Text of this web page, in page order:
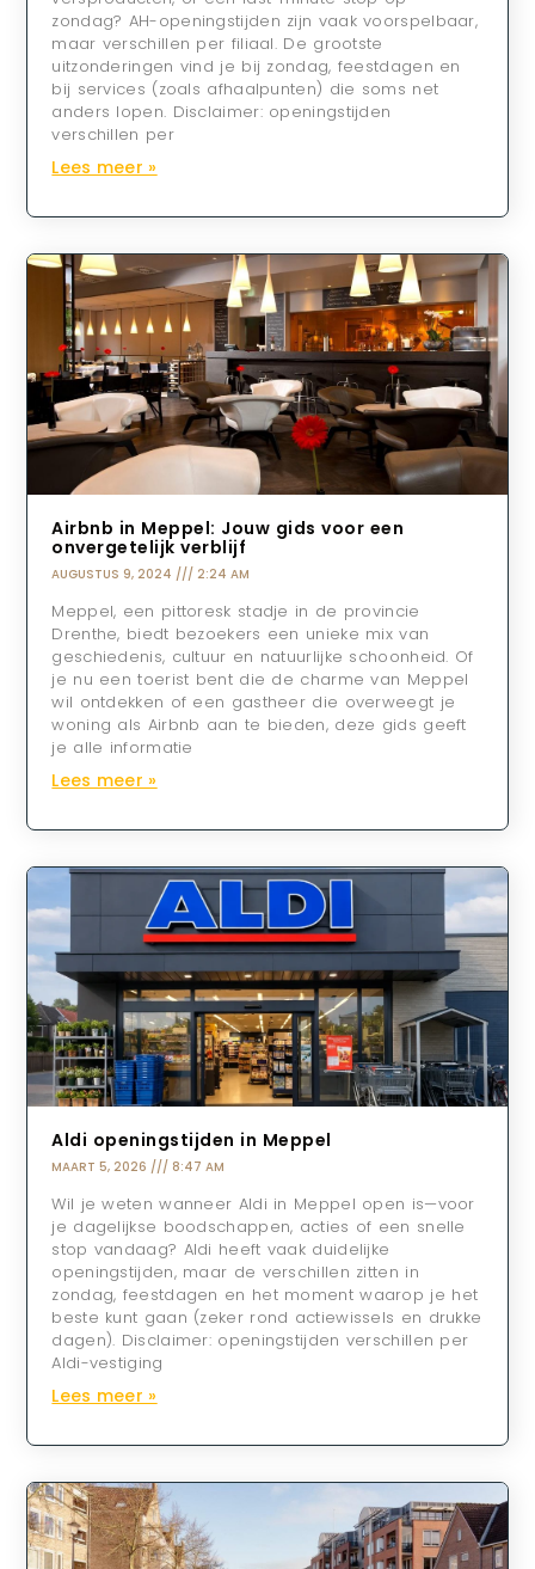
zondag? AH-openingstijden zijn vaak voorspelbaar,
maar verschillen per filiaal. De grootste
uitzonderingen vind je bij zondag, feestdagen en
bij services (zoals afhaalpunten) die soms net
anders lopen. Disclaimer: openingstijden
verschillen per
Lees meer »
Airbnb in Meppel: Jouw gids voor een
onvergetelijk verblijf
AUGUSTUS 9, 2024 2:24 AM
Meppel, een pittoresk stadje in de provincie
Drenthe, biedt bezoekers een unieke mix van
geschiedenis, cultuur en natuurlijke schoonheid. Of
je nu een toerist bent die de charme van Meppel
wil ontdekken of een gastheer die overweegt je
woning als Airbnb aan te bieden, deze gids geeft
je alle informatie
Lees meer »
Aldi openingstijden in Meppel
MAART 5, 2026 8:47 AM
Wil je weten wanneer Aldi in Meppel open is—voor
je dagelijkse boodschappen, acties of een snelle
stop vandaag? Aldi heeft vaak duidelijke
openingstijden, maar de verschillen zitten in
zondag, feestdagen en het moment waarop je het
beste kunt gaan (zeker rond actiewissels en drukke
dagen). Disclaimer: openingstijden verschillen per
Aldi-vestiging
Lees meer »